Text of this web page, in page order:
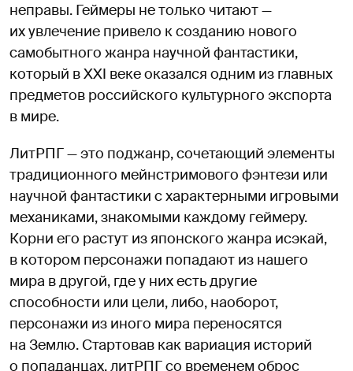
неправы. Геймеры не только читают —
их увлечение привело к созданию нового
самобытного жанра научной фантастики,
который в XXI веке оказался одним из главных
предметов российского культурного экспорта
в мире.
ЛитРПГ — это поджанр, сочетающий элементы
традиционного мейнстримового фэнтези или
научной фантастики с характерными игровыми
механиками, знакомыми каждому геймеру.
Корни его растут из японского жанра исэкай,
в котором персонажи попадают из нашего
мира в другой, где у них есть другие
способности или цели, либо, наоборот,
персонажи из иного мира переносятся
на Землю. Стартовав как вариация историй
о попаданцах, литРПГ со временем оброс